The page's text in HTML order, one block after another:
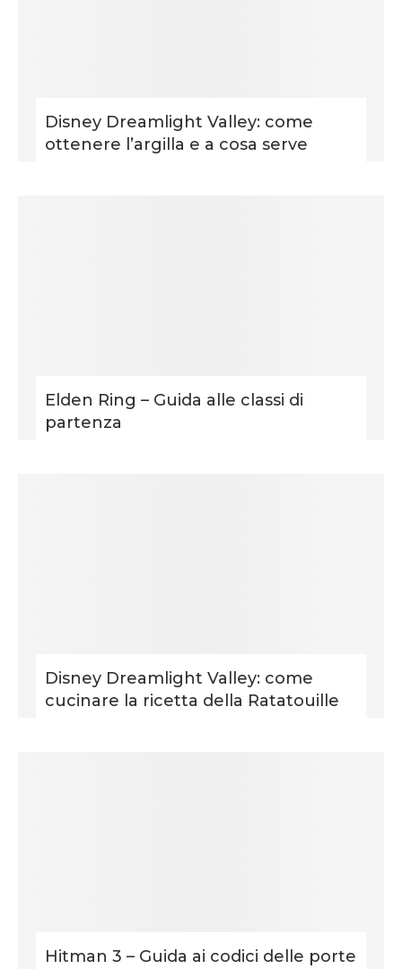
Disney Dreamlight Valley: come
ottenere l’argilla e a cosa serve
Elden Ring – Guida alle classi di
partenza
Disney Dreamlight Valley: come
cucinare la ricetta della Ratatouille
Hitman 3 – Guida ai codici delle porte